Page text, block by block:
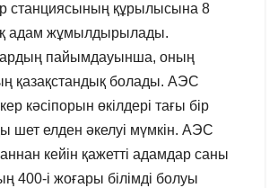
станциясының құрылысына 8
адам жұмылдырылады.
пайымдауынша, оның
қазақстандық болады. АЭС
кәсіпорын өкілдері тағы бір
шет елден әкелуі мүмкін. АЭС
кейін қажетті адамдар саны
400-і жоғары білімді болуы